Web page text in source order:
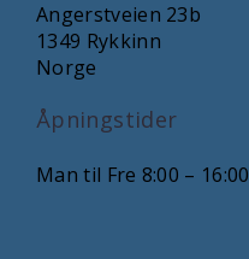
Angerstveien 23b
1349 Rykkinn
Norge
Åpningstider
Man til Fre 8:00 – 16:00